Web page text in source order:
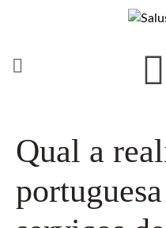
Qual a